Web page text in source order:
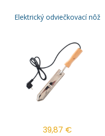
Elektrický odviečkovací nôž
39,87 €